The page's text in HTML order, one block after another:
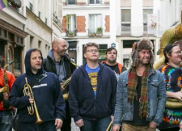
Israël
artistieke vrijheid –